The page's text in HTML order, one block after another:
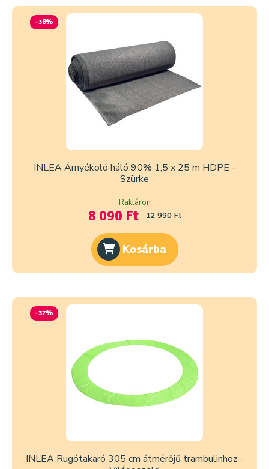
-38%
INLEA Árnyékoló háló 90% 1,5 x 25 m HDPE -
Szürke
Raktáron
8 090 Ft 12 990 Ft
Kosárba
-37%
INLEA Rugótakaró 305 cm átmérőjű trambulinhoz -